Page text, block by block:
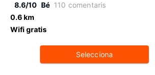
8.6/10 Bé 110 comentaris
0.6 km
Wifi gratis
Selecciona